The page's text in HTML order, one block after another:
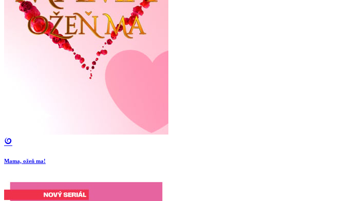
Mama, ožeň ma!